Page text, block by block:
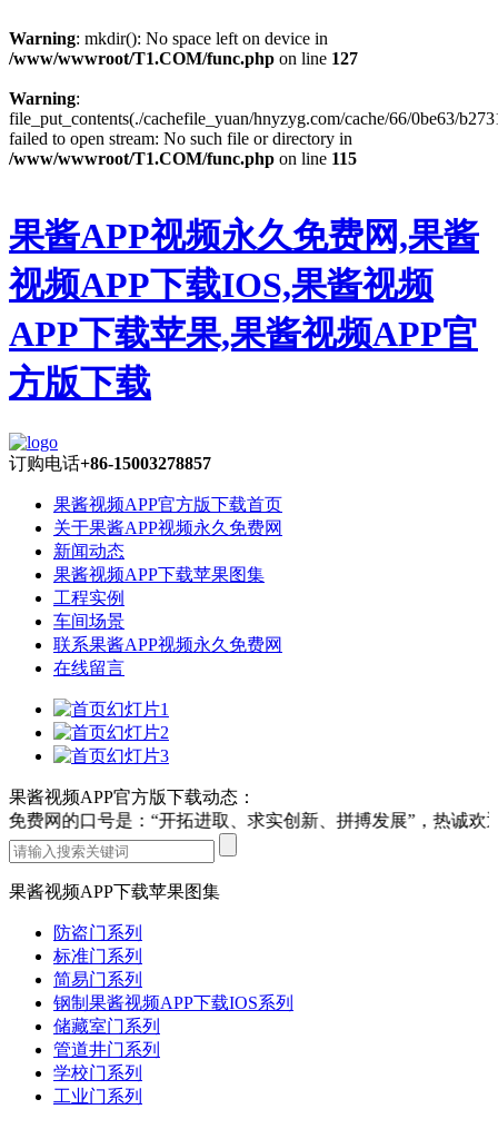
Warning: mkdir(): No space left on device in
/www/wwwroot/T1.COM/func.php on line 127
Warning:
file_put_contents(./cachefile_yuan/hnyzyg.com/cache/66/0be63/
failed to open stream: No such file or directory in
/www/wwwroot/T1.COM/func.php on line 115
果酱APP视频永久免费网,果酱
视频APP下载IOS,果酱视频
APP下载苹果,果酱视频APP官
方版下载
订购电话+86-15003278857
果酱视频APP官方版下载首页
关于果酱APP视频永久免费网
新闻动态
果酱视频APP下载苹果图集
工程实例
车间场景
联系果酱APP视频永久免费网
在线留言
果酱视频APP官方版下载动态：
网的口号是：“开拓进取、求实创新、拼搏发展”，热诚欢迎
果酱视频APP下载苹果图集
防盗门系列
标准门系列
简易门系列
钢制果酱视频APP下载IOS系列
储藏室门系列
管道井门系列
学校门系列
工业门系列